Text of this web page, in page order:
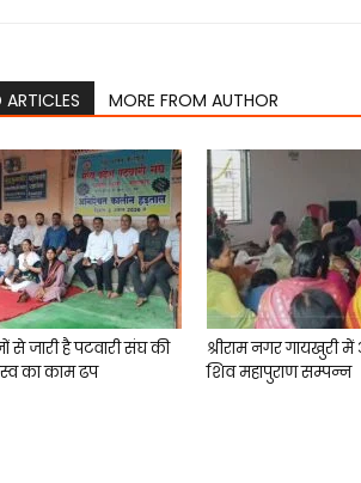
ARTICLES MORE FROM AUTHOR
से जारी है पटवारी संघ की
का काम ढप
श्रीराम नगर गायखुरी में
शिव महापुराण सम्पन्न